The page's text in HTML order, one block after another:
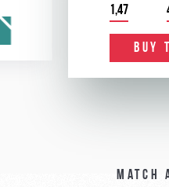
1,47
BUY
Match